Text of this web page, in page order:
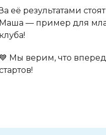
её результатами
Маша — пример для
клуба!
💙 Мы верим, что